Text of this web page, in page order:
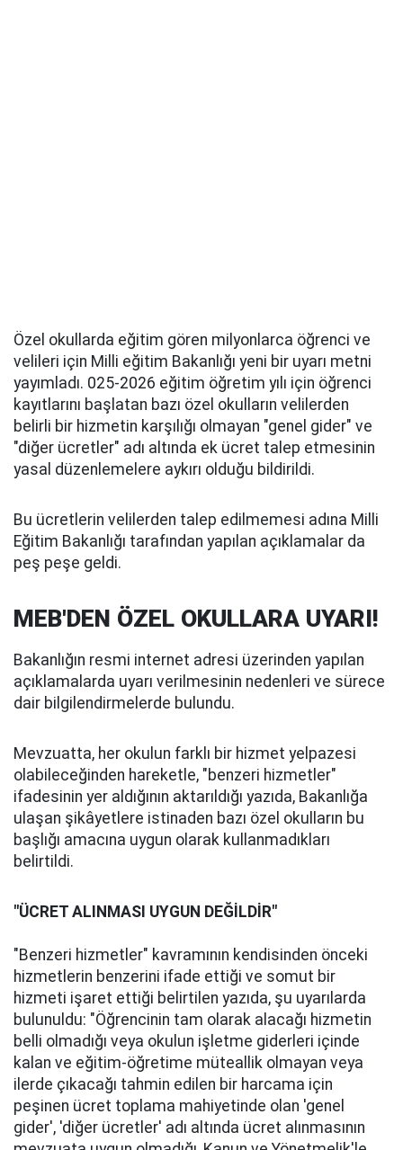
Özel okullarda eğitim gören milyonlarca öğrenci ve
velileri için Milli eğitim Bakanlığı yeni bir uyarı metni
yayımladı. 025-2026 eğitim öğretim yılı için öğrenci
kayıtlarını başlatan bazı özel okulların velilerden
belirli bir hizmetin karşılığı olmayan "genel gider" ve
"diğer ücretler" adı altında ek ücret talep etmesinin
yasal düzenlemelere aykırı olduğu bildirildi.
Bu ücretlerin velilerden talep edilmemesi adına Milli
Eğitim Bakanlığı tarafından yapılan açıklamalar da
peş peşe geldi.
MEB'DEN ÖZEL OKULLARA UYARI!
Bakanlığın resmi internet adresi üzerinden yapılan
açıklamalarda uyarı verilmesinin nedenleri ve sürece
dair bilgilendirmelerde bulundu.
Mevzuatta, her okulun farklı bir hizmet yelpazesi
olabileceğinden hareketle, "benzeri hizmetler"
ifadesinin yer aldığının aktarıldığı yazıda, Bakanlığa
ulaşan şikâyetlere istinaden bazı özel okulların bu
başlığı amacına uygun olarak kullanmadıkları
belirtildi.
"ÜCRET ALINMASI UYGUN DEĞİLDİR"
"Benzeri hizmetler" kavramının kendisinden önceki
hizmetlerin benzerini ifade ettiği ve somut bir
hizmeti işaret ettiği belirtilen yazıda, şu uyarılarda
bulunuldu: "Öğrencinin tam olarak alacağı hizmetin
belli olmadığı veya okulun işletme giderleri içinde
kalan ve eğitim-öğretime müteallik olmayan veya
ilerde çıkacağı tahmin edilen bir harcama için
peşinen ücret toplama mahiyetinde olan 'genel
gider', 'diğer ücretler' adı altında ücret alınmasının